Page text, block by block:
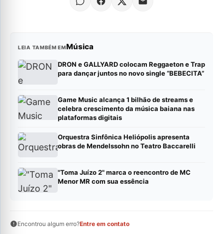
LEIA TAMBÉM EMMúsica
DRON e GALLYARD colocam Reggaeton e Trap
para dançar juntos no novo single “BEBECITA”
Game Music alcança 1 bilhão de streams e
celebra crescimento da música baiana nas
plataformas digitais
Orquestra Sinfônica Heliópolis apresenta
obras de Mendelssohn no Teatro Baccarelli
"Toma Juízo 2" marca o reencontro de MC
Menor MR com sua essência
Encontrou algum erro?Entre em contato